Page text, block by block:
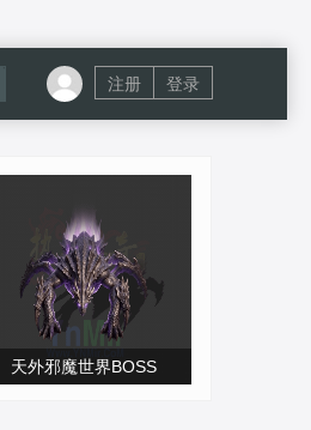
注册 登录
天外邪魔世界BOSS